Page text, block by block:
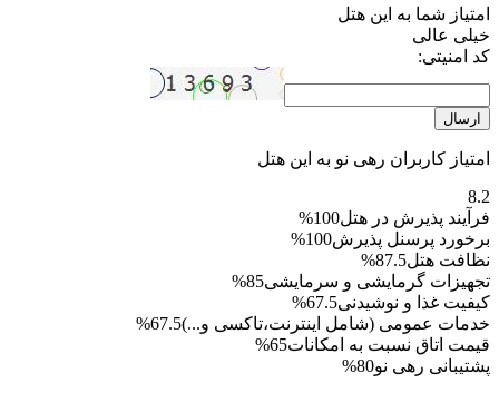
امتیاز شما به این هتل
خیلی عالی
کد امنیتی:
ارسال
امتیاز کاربران رهی نو به این هتل
8.2
فرآیند پذیرش در هتل100%
برخورد پرسنل پذیرش100%
نظافت هتل87.5%
تجهیزات گرمایشی و سرمایشی85%
کیفیت غذا و نوشیدنی67.5%
خدمات عمومی (شامل اینترنت،تاکسی و...)67.5%
قیمت اتاق نسبت به امکانات65%
پشتیبانی رهی نو80%